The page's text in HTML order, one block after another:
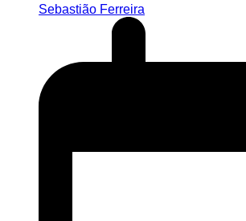
Sebastião Ferreira